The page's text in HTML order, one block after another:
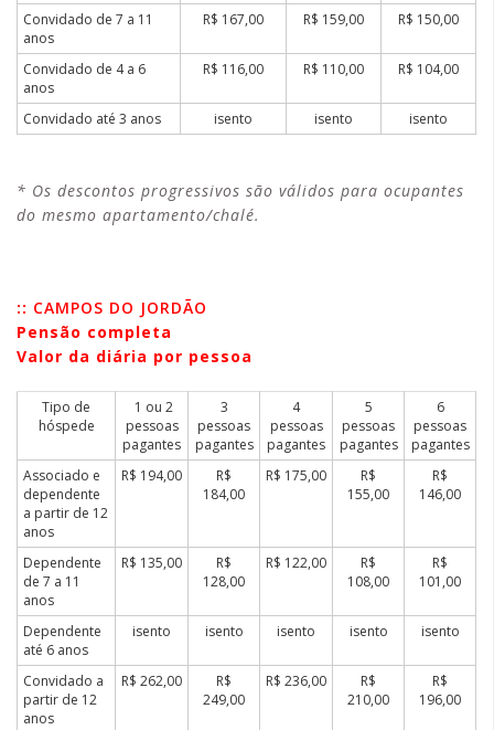
Convidado de 7 a 11
anos
R$ 167,00 R$ 159,00 R$ 150,00
Convidado de 4 a 6
anos
R$ 116,00 R$ 110,00 R$ 104,00
Convidado até 3 anos isento isento isento
* Os descontos progressivos são válidos para ocupantes
do mesmo apartamento/chalé.
:: CAMPOS DO JORDÃO
Pensão completa
Valor da diária por pessoa
Tipo de
hóspede
1 ou 2
pessoas
pagantes
3
pessoas
pagantes
4
pessoas
pagantes
5
pessoas
pagantes
6
pessoas
pagantes
Associado e
dependente
a partir de 12
anos
R$ 194,00
R$
184,00
R$ 175,00
R$
155,00
R$
146,00
Dependente
de 7 a 11
anos
R$ 135,00
R$
128,00
R$ 122,00
R$
108,00
R$
101,00
Dependente
até 6 anos
isento isento isento isento isento
Convidado a
partir de 12
anos
R$ 262,00
R$
249,00
R$ 236,00
R$
210,00
R$
196,00